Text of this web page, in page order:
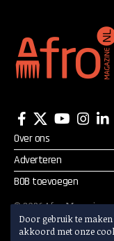
Door gebruik te maken
akkoord met onze
Over ons
Adverteren
BOB toevoegen
©2026Afro Magazine.
Alle rechten
Adverteren? Mail: